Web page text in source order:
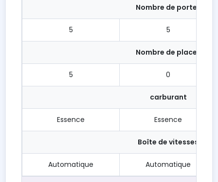
Nombre de portes
5 5
Nombre de places
5 0
carburant
Essence Essence
Boîte de vitesses
Automatique Automatique